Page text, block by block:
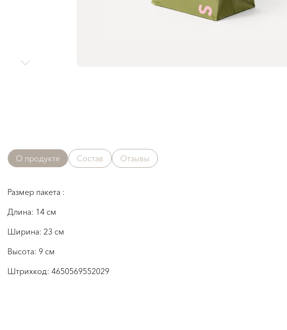
О продукте Состав Отзывы
Размер пакета :
Длина: 14 см
Ширина: 23 см
Высота: 9 см
Штрихкод: 4650569552029